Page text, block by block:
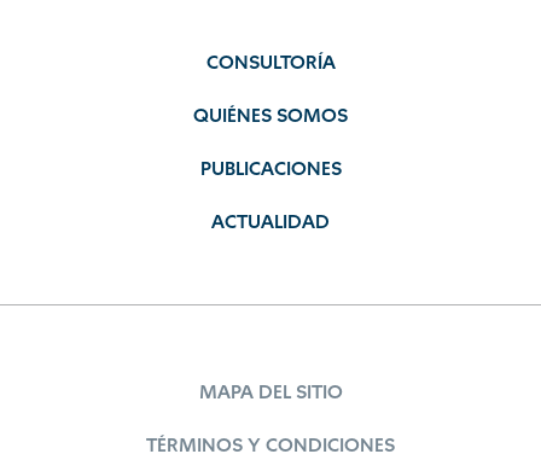
CONSULTORÍA
QUIÉNES SOMOS
PUBLICACIONES
ACTUALIDAD
MAPA DEL SITIO
TÉRMINOS Y CONDICIONES